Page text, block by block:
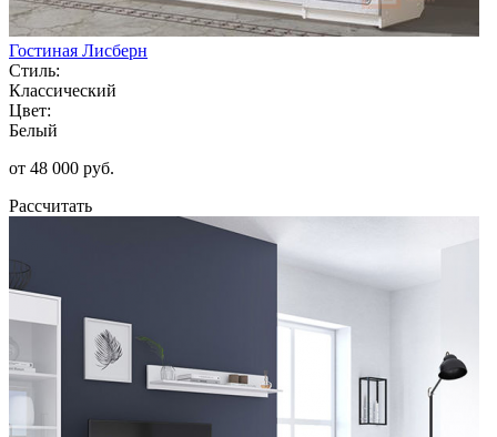
Гостиная Лисберн
Стиль:
Классический
Цвет:
Белый
от 48 000 руб.
Рассчитать